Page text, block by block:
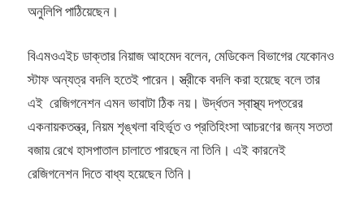
অনুলিপি পাঠিয়েছেন।
বিএমওএইচ ডাক্তার নিয়াজ আহমেদ বলেন, মেডিকেল বিভাগের যেকোনও
স্টাফ অন্যত্র বদলি হতেই পারেন। স্ত্রীকে বদলি করা হয়েছে বলে তার
এই রেজিগনেশন এমন ভাবাটা ঠিক নয়। উর্দ্ধতন স্বাস্থ্য দপ্তরের
একনায়কতন্ত্র, নিয়ম শৃঙ্খলা বহির্ভূত ও প্রতিহিংসা আচরণের জন্য সততা
বজায় রেখে হাসপাতাল চালাতে পারছেন না তিনি। এই কারনেই
রেজিগনেশন দিতে বাধ্য হয়েছেন তিনি।